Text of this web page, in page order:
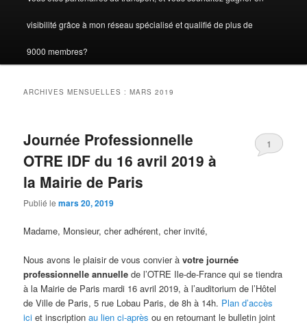
visibilité grâce à mon réseau spécialisé et qualifié de plus de
9000 membres?
ARCHIVES MENSUELLES :MARS 2019
Journée Professionnelle
OTRE IDF du 16 avril 2019 à
la Mairie de Paris
Publié lemars 20, 2019
1
Madame, Monsieur, cher adhérent, cher invité,
Nous avons le plaisir de vous convier àvotre journée
professionnelle annuelle de l’OTRE Ile-de-France qui se tiendra
à la Mairie de Paris mardi 16 avril 2019, à l’auditorium de l’Hôtel
de Ville de Paris, 5 rue Lobau Paris, de 8h à 14h. Plan d’accès
ici et inscriptionau lien ci-après ou en retournant le bulletin joint